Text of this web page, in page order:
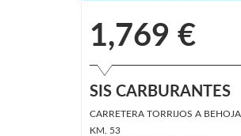
1,769 €
SIS CARBURANTES
CARRETERA TORRIJOS A
KM. 53